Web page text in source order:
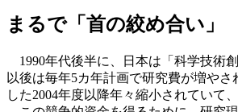
まるで「首の絞め合い」
1990年代後半に、日本は「科学技術
以後は毎年5カ年計画で研究費が増や
した2004年度以降年々縮小されていて